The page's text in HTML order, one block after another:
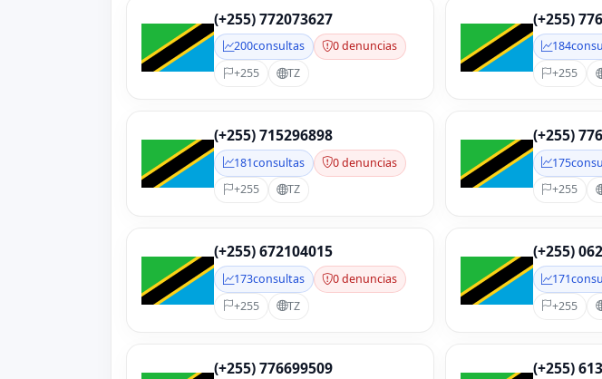
(+255) 772073627
200consultas
0 denuncias
+255
TZ
(+255)
184
+255
(+255) 715296898
181consultas
0 denuncias
+255
TZ
(+255)
175
+255
(+255) 672104015
173consultas
0 denuncias
+255
TZ
(+255)
171
+255
(+255) 776699509 (+255)